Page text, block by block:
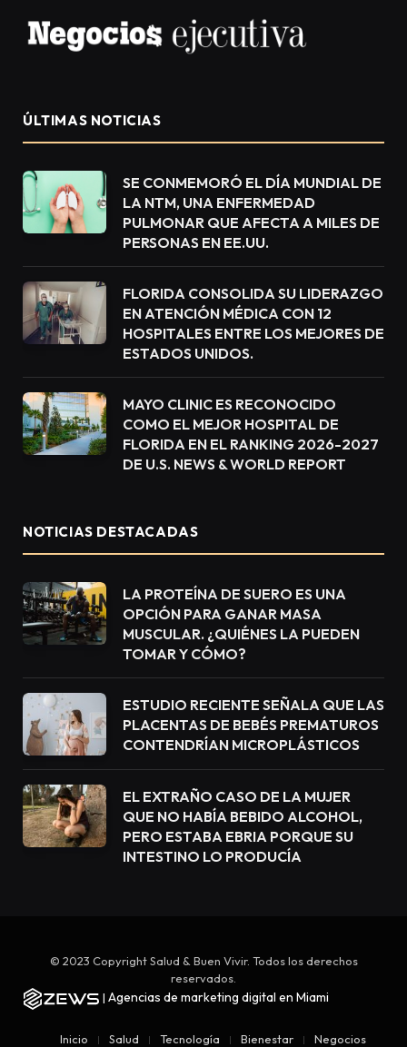
ÚLTIMAS NOTICIAS
SE CONMEMORÓ EL DÍA MUNDIAL DE
LA NTM, UNA ENFERMEDAD
PULMONAR QUE AFECTA A MILES DE
PERSONAS EN EE.UU.
FLORIDA CONSOLIDA SU LIDERAZGO
EN ATENCIÓN MÉDICA CON 12
HOSPITALES ENTRE LOS MEJORES DE
ESTADOS UNIDOS.
MAYO CLINIC ES RECONOCIDO
COMO EL MEJOR HOSPITAL DE
FLORIDA EN EL RANKING 2026-2027
DE U.S. NEWS & WORLD REPORT
NOTICIAS DESTACADAS
LA PROTEÍNA DE SUERO ES UNA
OPCIÓN PARA GANAR MASA
MUSCULAR. ¿QUIÉNES LA PUEDEN
TOMAR Y CÓMO?
ESTUDIO RECIENTE SEÑALA QUE LAS
PLACENTAS DE BEBÉS PREMATUROS
CONTENDRÍAN MICROPLÁSTICOS
EL EXTRAÑO CASO DE LA MUJER
QUE NO HABÍA BEBIDO ALCOHOL,
PERO ESTABA EBRIA PORQUE SU
INTESTINO LO PRODUCÍA
© 2023 Copyright Salud & Buen Vivir. Todos los derechos
reservados.
| Agencias de marketing digital en Miami
Inicio Salud Tecnología Bienestar Negocios